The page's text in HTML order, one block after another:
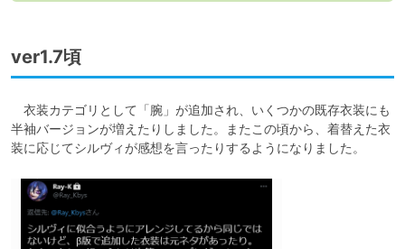
ver1.7頃
衣装カテゴリとして「腕」が追加され、いくつかの既存衣装にも
半袖バージョンが増えたりしました。またこの頃から、着替えた衣
装に応じてシルヴィが感想を言ったりするようになりました。